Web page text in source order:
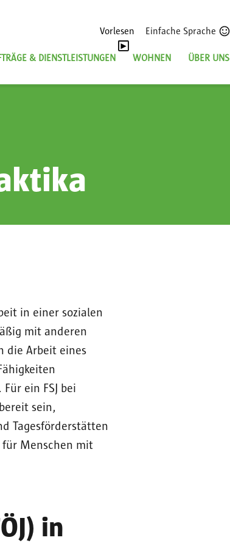
Vorlesen Einfache Sprache
& DIENSTLEISTUNGEN WOHNEN ÜBER UNS
in einer sozialen
mit anderen
die Arbeit eines
ein FSJ bei
sein,
Tagesförderstätten
für Menschen mit
in